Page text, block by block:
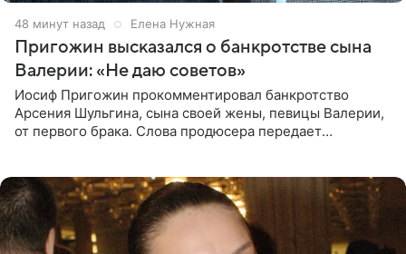
49 минут назад Елена Нужная
Пригожин высказался о банкротстве сына
Валерии: «Не даю советов»
Иосиф Пригожин прокомментировал банкротство
Арсения Шульгина, сына своей жены, певицы Валерии,
от первого брака. Слова продюсера передает